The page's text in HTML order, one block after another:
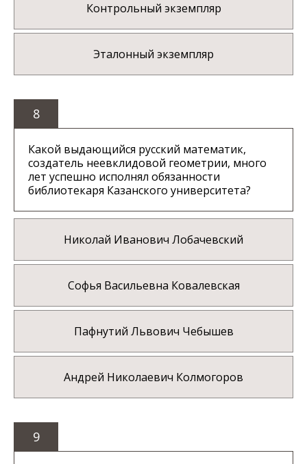
Контрольный экземпляр
Эталонный экземпляр
8
Какой выдающийся русский математик,
создатель неевклидовой геометрии, много
лет успешно исполнял обязанности
библиотекаря Казанского университета?
Николай Иванович Лобачевский
Софья Васильевна Ковалевская
Пафнутий Львович Чебышев
Андрей Николаевич Колмогоров
9